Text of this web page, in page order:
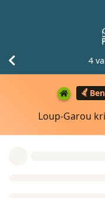
Loup-Garou
4